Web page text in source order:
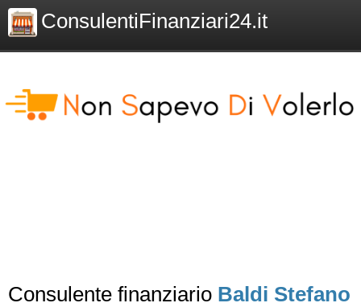
ConsulentiFinanziari24.it
Consulente finanziario Baldi Stefano